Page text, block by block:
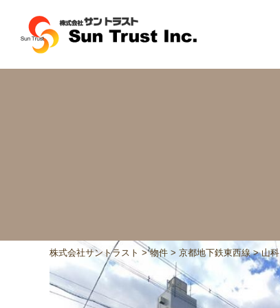
株式会社サントラスト >物件 > 京都地下鉄東西線>山科